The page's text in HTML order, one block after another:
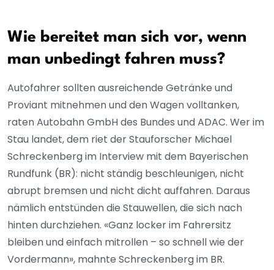
Wie bereitet man sich vor, wenn
man unbedingt fahren muss?
Autofahrer sollten ausreichende Getränke und
Proviant mitnehmen und den Wagen volltanken,
raten Autobahn GmbH des Bundes und ADAC. Wer im
Stau landet, dem riet der Stauforscher Michael
Schreckenberg im Interview mit dem Bayerischen
Rundfunk (BR): nicht ständig beschleunigen, nicht
abrupt bremsen und nicht dicht auffahren. Daraus
nämlich entstünden die Stauwellen, die sich nach
hinten durchziehen. «Ganz locker im Fahrersitz
bleiben und einfach mitrollen – so schnell wie der
Vordermann», mahnte Schreckenberg im BR.